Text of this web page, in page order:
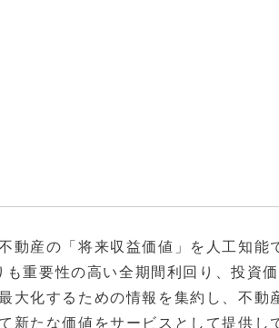
動産の「将来収益価値」を人工知能
重要性の高い全期間利回り、投資
大化するための情報を集約し、不動
新たな価値をサービスとして提供し